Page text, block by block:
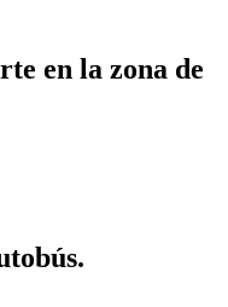
en la zona de